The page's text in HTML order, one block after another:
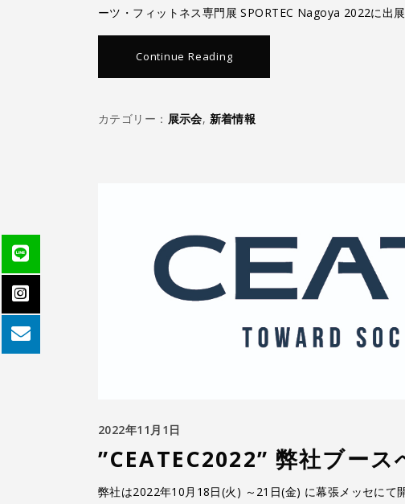
ーツ・フィットネス専門展 SPORTEC Nagoya 2022に出
Continue Reading
カテゴリー： 展示会, 新着情報
2022年11月1日
”CEATEC2022” 弊社ブー
弊社は2022年10月18日(火) ～21日(金) に幕張メッセにて